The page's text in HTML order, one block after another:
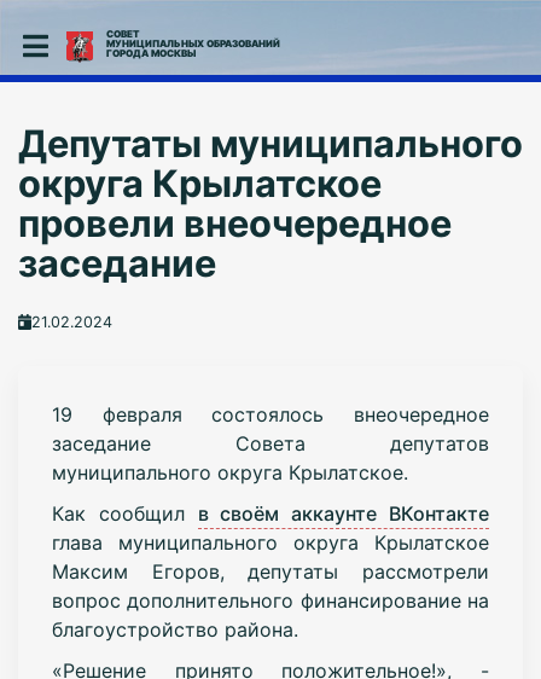
СОВЕТ
МУНИЦИПАЛЬНЫХ ОБРАЗОВАНИЙ
ГОРОДА МОСКВЫ
Депутаты муниципального
округа Крылатское
провели внеочередное
заседание
21.02.2024
19 февраля состоялось внеочередное
заседание Совета депутатов
муниципального округа Крылатское.
Как сообщил в своём аккаунте ВКонтакте
глава муниципального округа Крылатское
Максим Егоров, депутаты рассмотрели
вопрос дополнительного финансирование на
благоустройство района.
«Решение принято положительное!», -